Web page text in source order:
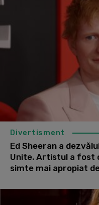
Divertisment
Ed Sheeran a
Unite. Artistul a fost
simte mai apropiat